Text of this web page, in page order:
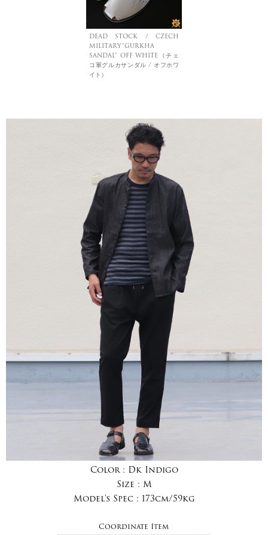
DEAD STOCK / CZECH
MILITARY”GURKHA
SANDAL” OFF WHITE（チェ
コ軍グルカサンダル / オフホワ
イト）
Color : Dk Indigo
Size : M
Model's Spec : 173cm/59kg
Coordinate Item